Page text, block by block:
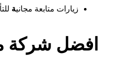
زيارات متابعة مجانية
افضل شركة